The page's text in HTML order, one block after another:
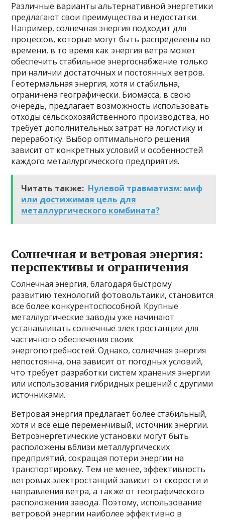
Различные варианты альтернативной энергетики
предлагают свои преимущества и недостатки.
Например, солнечная энергия подходит для
процессов, которые могут быть распределены во
времени, в то время как энергия ветра может
обеспечить стабильное энергоснабжение только
при наличии достаточных и постоянных ветров.
Геотермальная энергия, хотя и стабильна,
ограничена географически. Биомасса, в свою
очередь, предлагает возможность использовать
отходы сельскохозяйственного производства, но
требует дополнительных затрат на логистику и
переработку. Выбор оптимального решения
зависит от конкретных условий и особенностей
каждого металлургического предприятия.
Читать также: Нулевой травматизм: миф
или достижимая цель для
металлургического комбината?
Солнечная и ветровая энергия:
перспективы и ограничения
Солнечная энергия, благодаря быстрому
развитию технологий фотовольтаики, становится
все более конкурентоспособной. Крупные
металлургические заводы уже начинают
устанавливать солнечные электростанции для
частичного обеспечения своих
энергопотребностей. Однако, солнечная энергия
непостоянна, она зависит от погодных условий,
что требует разработки систем хранения энергии
или использования гибридных решений с другими
источниками.
Ветровая энергия предлагает более стабильный,
хотя и всё ещё переменчивый, источник энергии.
Ветроэнергетические установки могут быть
расположены вблизи металлургических
предприятий, сокращая потери энергии на
транспортировку. Тем не менее, эффективность
ветровых электростанций зависит от скорости и
направления ветра, а также от географического
расположения завода. Поэтому, использование
ветровой энергии наиболее эффективно в